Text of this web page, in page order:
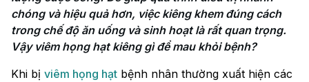
chóng và hiệu quả hơn, việc kiêng khem đúng cách
trong chế độ ăn uống và sinh hoạt là rất quan trọng.
Vậy viêm họng hạt kiêng gì để mau khỏi bệnh?
Khi bị viêm họng hạt bệnh nhân thường xuất hiện các